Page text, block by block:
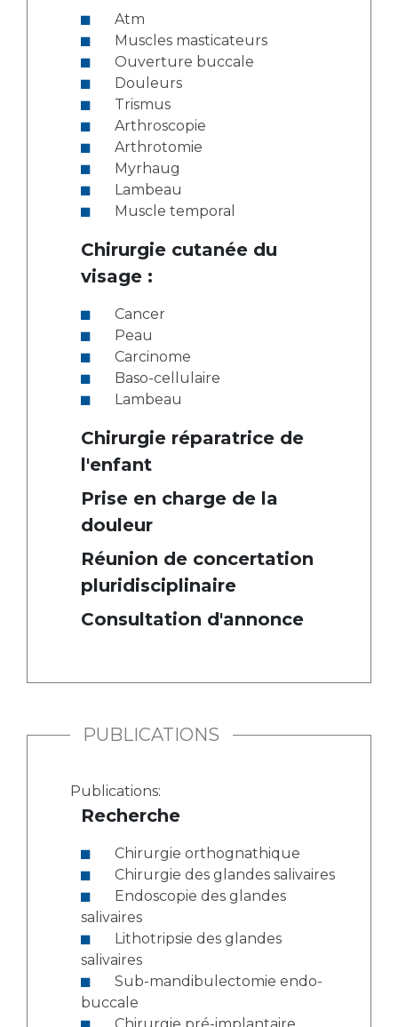
Atm
Muscles masticateurs
Ouverture buccale
Douleurs
Trismus
Arthroscopie
Arthrotomie
Myrhaug
Lambeau
Muscle temporal
Chirurgie cutanée du
visage :
Cancer
Peau
Carcinome
Baso-cellulaire
Lambeau
Chirurgie réparatrice de
l'enfant
Prise en charge de la
douleur
Réunion de concertation
pluridisciplinaire
Consultation d'annonce
PUBLICATIONS
Publications:
Recherche
Chirurgie orthognathique
Chirurgie des glandes salivaires
salivaires
salivaires
buccale